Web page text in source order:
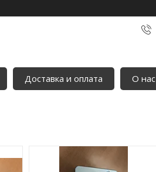
Доставка и оплата О нас